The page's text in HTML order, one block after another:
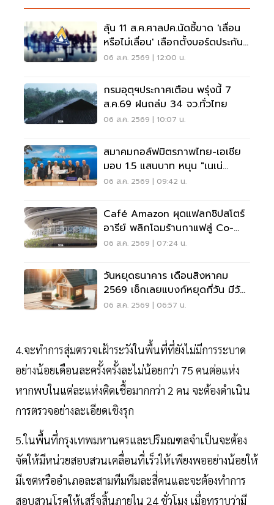
ลุ้น 11 ส.ค.ศาลปค.นัดชี้ขาด 'เลื่อน
หรือไม่เลื่อน' เลือกตั้งบอร์ดประกัน
สังคม
06 ส.ค. 2569 | 12:00 น.
กรมอุตุฯประกาศเตือน พรุ่งนี้ 7
ส.ค.69 ฝนถล่ม 34 จว.ทั่วไทย
06 ส.ค. 2569 | 10:07 น.
สมาคมกอล์ฟมิตรภาพไทย-เอเชีย
มอบ 1.5 แสนบาท หนุน "เนเน่
รอยัล" ลุยเวทีที่สหรัฐ
06 ส.ค. 2569 | 09:42 น.
Café Amazon ผุดแฟลกชิปสโตร์
อารีย์ พลิกโฉมร้านกาแฟสู่ Co-
Working Space ครบวงจร
06 ส.ค. 2569 | 07:24 น.
วันหยุดธนาคาร เดือนสิงหาคม
2569 เช็กเลยแบงก์หยุดกี่วัน มีวัน
หยุดยาวไหม
06 ส.ค. 2569 | 06:57 น.
4.จะทำการสุ่มตรวจเฝ้าระวังในพื้นที่ที่ยังไม่มีการระบาด
อย่างน้อยเดือนละครั้งครั้งละไม่น้อยกว่า 75 คนต่อแห่ง
หากพบในแต่ละแห่งติดเชื้อมากกว่า 2 คน จะต้องดำเนิน
การตรวจอย่างละเอียดเชิงรุก
5.ในพื้นที่กรุงเทพมหานครและปริมณฑลจำเป็นจะต้อง
จัดให้มีหน่วยสอบสวนเคลื่อนที่เร็วให้เพียงพออย่างน้อยให้
มีเขตหรืออำเภอละสามทีมทีมละสี่คนและจะต้องทำการ
สอบสวนโรคให้เสร็จสิ้นภายใน 24 ชั่วโมง เมื่อทราบว่ามี